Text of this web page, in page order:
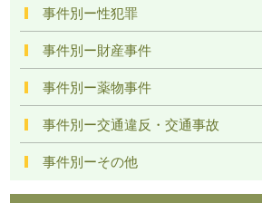
事件別ー性犯罪
事件別ー財産事件
事件別ー薬物事件
事件別ー交通違反・交通事故
事件別ーその他